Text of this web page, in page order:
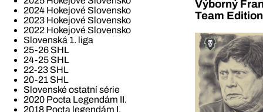
2024 Hokejové Slovensko
2023 Hokejové Slovensko
2022 Hokejové Slovensko
Slovenská 1. liga
25-26 SHL
24-25 SHL
22-23 SHL
20-21 SHL
Slovenské ostatní série
2020 Pocta Legendám II.
2018 Pocta legendám I.
Výborný
Team